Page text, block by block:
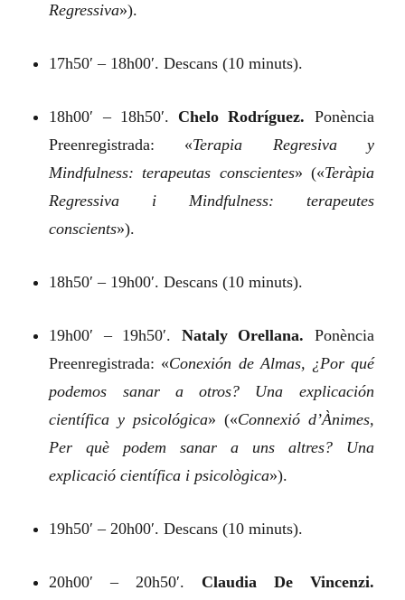
Regressiva»).
17h50′ – 18h00′. Descans (10 minuts).
18h00′ – 18h50′. Chelo Rodríguez. Ponència
Preenregistrada: «Terapia Regresiva y
Mindfulness: terapeutas conscientes» («Teràpia
Regressiva i Mindfulness: terapeutes
conscients»).
18h50′ – 19h00′. Descans (10 minuts).
19h00′ – 19h50′. Nataly Orellana. Ponència
Preenregistrada: «Conexión de Almas, ¿Por qué
podemos sanar a otros? Una explicación
científica y psicológica» («Connexió d’Ànimes,
Per què podem sanar a uns altres? Una
explicació científica i psicològica»).
19h50′ – 20h00′. Descans (10 minuts).
20h00′ – 20h50′. Claudia De Vincenzi.